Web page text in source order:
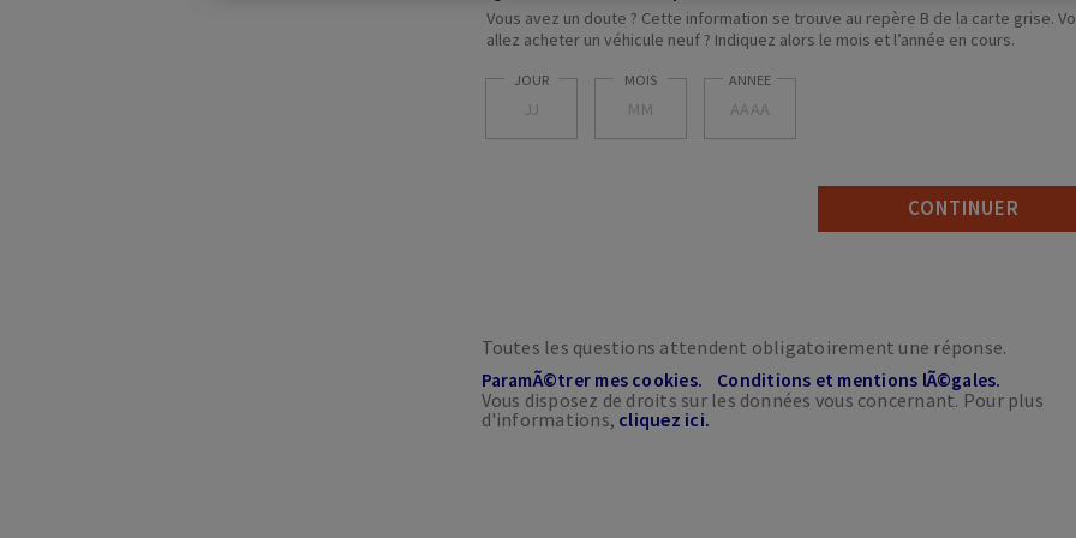
Vous avez un doute ? Cette information se trouve au repère B de la carte grise.
allez acheter un véhicule neuf ? Indiquez alors le mois et l’année en cours.
Toutes les questions attendent obligatoirement une réponse.
ParamÃ©trer mes cookies. Conditions et mentions lÃ©gales.
Vous disposez de droits sur les données vous concernant. Pour plus
d'informations, cliquez ici.